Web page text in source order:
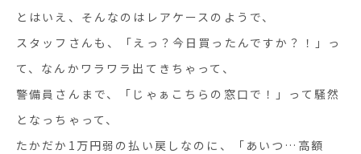
とはいえ、そんなのはレアケースのようで、
スタッフさんも、「えっ？今日買ったんですか？！」っ
て、なんかワラワラ出てきちゃって、
警備員さんまで、「じゃぁこちらの窓口で！」って騒然
となっちゃって、
たかだか1万円弱の払い戻しなのに、「あいつ…高額